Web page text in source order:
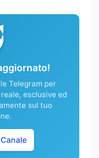
Telegram per
esclusive ed
sul tuo